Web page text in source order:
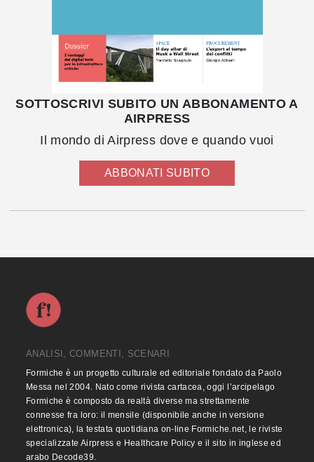
SOTTOSCRIVI SUBITO UN ABBONAMENTO A
AIRPRESS
Il mondo di Airpress dove e quando vuoi
ABBONATI SUBITO
ANALISI, COMMENTI, SCENARI
Formiche è un progetto culturale ed editoriale fondato da Paolo
Messa nel 2004. Nato come rivista cartacea, oggi l’arcipelago
Formiche è composto da realtà diverse ma strettamente
connesse fra loro: il mensile (disponibile anche in versione
elettronica), la testata quotidiana on-line Formiche.net, le riviste
specializzate Airpress e Healthcare Policy e il sito in inglese ed
arabo Decode39.